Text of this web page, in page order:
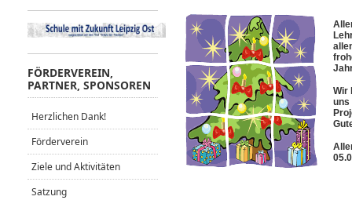
Wir
uns
FÖRDERVEREIN,
PARTNER, SPONSOREN
Herzlichen Dank!
Förderverein
Ziele und Aktivitäten
Satzung